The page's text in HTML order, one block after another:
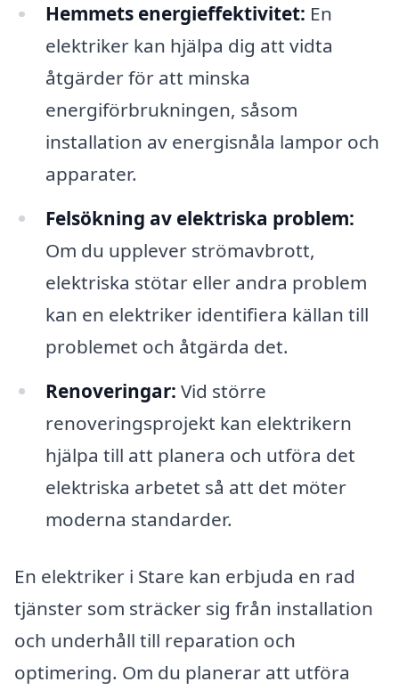
Hemmets energieffektivitet: En
elektriker kan hjälpa dig att vidta
åtgärder för att minska
energiförbrukningen, såsom
installation av energisnåla lampor och
apparater.
Felsökning av elektriska problem:
Om du upplever strömavbrott,
elektriska stötar eller andra problem
kan en elektriker identifiera källan till
problemet och åtgärda det.
Renoveringar: Vid större
renoveringsprojekt kan elektrikern
hjälpa till att planera och utföra det
elektriska arbetet så att det möter
moderna standarder.
En elektriker i Stare kan erbjuda en rad
tjänster som sträcker sig från installation
och underhåll till reparation och
optimering. Om du planerar att utföra